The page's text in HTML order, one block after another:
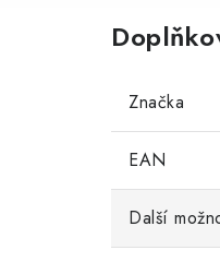
Značka
EAN
Další